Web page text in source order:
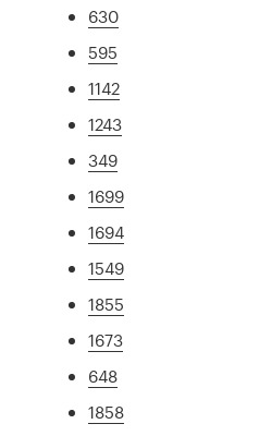
630
595
1142
1243
349
1699
1694
1549
1855
1673
648
1858